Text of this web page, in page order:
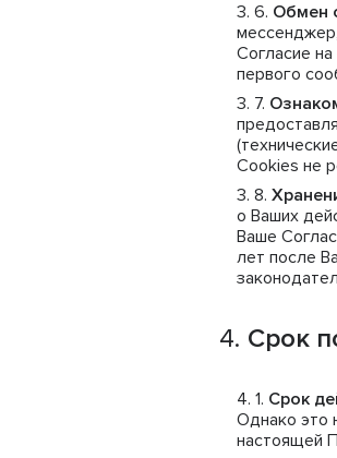
Обмен
Согласие
первого
Cookies не
о Ваших
Ваше
лет после
Срок
Срок
Однако это
настоящей